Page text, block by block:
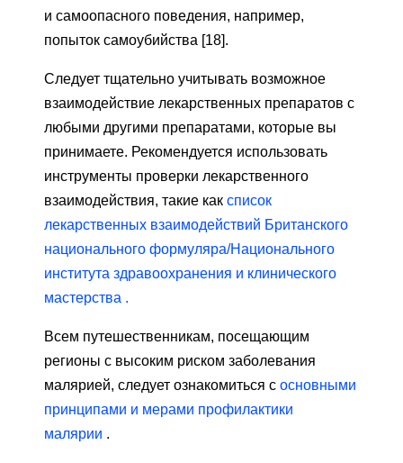
и самоопасного поведения, например,
попыток самоубийства [18].
Следует тщательно учитывать возможное
взаимодействие лекарственных препаратов с
любыми другими препаратами, которые вы
принимаете. Рекомендуется использовать
инструменты проверки лекарственного
взаимодействия, такие как список
лекарственных взаимодействий Британского
национального формуляра/Национального
института здравоохранения и клинического
мастерства .
Всем путешественникам, посещающим
регионы с высоким риском заболевания
малярией, следует ознакомиться с основными
принципами и мерами профилактики
малярии .